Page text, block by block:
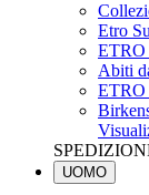
Etro
ETRO
Abiti
ETRO
UOMO